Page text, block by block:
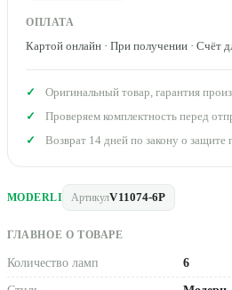
MODERLI АртикулV11074-6P
ГЛАВНОЕ О ТОВАРЕ
Количество ламп 6
ОПЛАТА
Картой онлайн · При получении · Счёт
Оригинальный товар, гарантия
Проверяем комплектность перед
Возврат 14 дней по закону о защите